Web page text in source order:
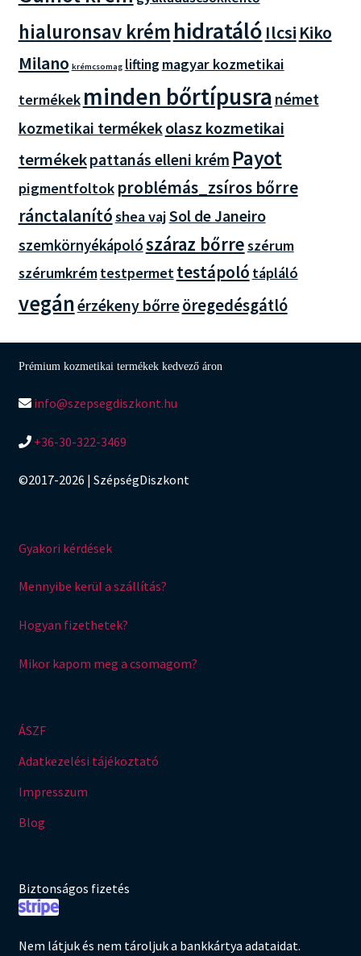
hialuronsav krémhidratáló Ilcsi Kiko
Milano krémcsomag lifting magyar kozmetikai
termékek minden bőrtípusra német
kozmetikai termékekolasz kozmetikai
termékekpattanás elleni krém Payot
pigmentfoltok problémás_zsíros bőrre
ránctalanítóshea vajSol de Janeiro
szemkörnyékápolószáraz bőrreszérum
szérumkrémtestpermettestápoló tápláló
vegánérzékeny bőrreöregedésgátló
Prémium kozmetikai termékek kedvező áron
info@szepsegdiszkont.hu
+36-30-322-3469
©2017-2026 | SzépségDiszkont
Gyakori kérdések
Mennyibe kerül a szállítás?
Hogyan fizethetek?
Mikor kapom meg a csomagom?
ÁSZF
Adatkezelési tájékoztató
Impresszum
Blog
Biztonságos fizetés
Nem látjuk és nem tároljuk a bankkártya adataidat.